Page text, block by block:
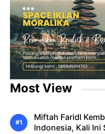
Most View
Miftah Faridl
Indonesia, Kali Ini